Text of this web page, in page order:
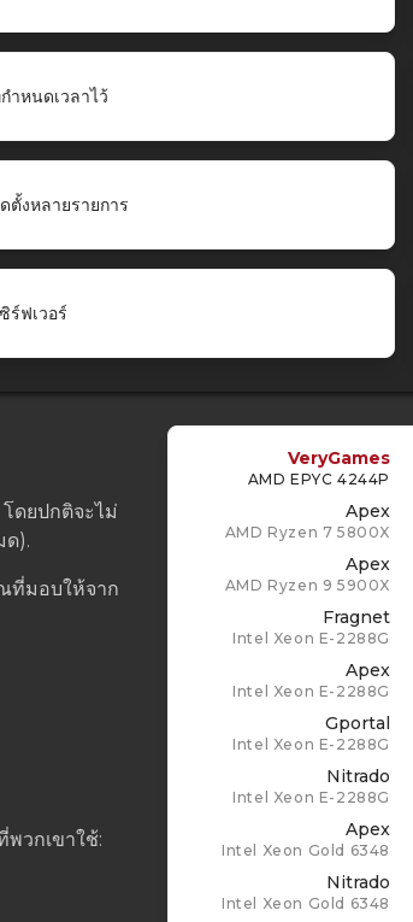
ำหนดเวลาไว้
ตั้งหลายรายการ
ร์ฟเวอร์
ดยปกติจะไม่
ด).
ที่มอบให้จาก
วกเขาใช้:
VeryGames
AMD EPYC 4244P
Apex
AMD Ryzen 7 5800X
Apex
AMD Ryzen 9 5900X
Fragnet
Intel Xeon E-2288G
Apex
Intel Xeon E-2288G
Gportal
Intel Xeon E-2288G
Nitrado
Intel Xeon E-2288G
Apex
Intel Xeon Gold 6348
Nitrado
Intel Xeon Gold 6348